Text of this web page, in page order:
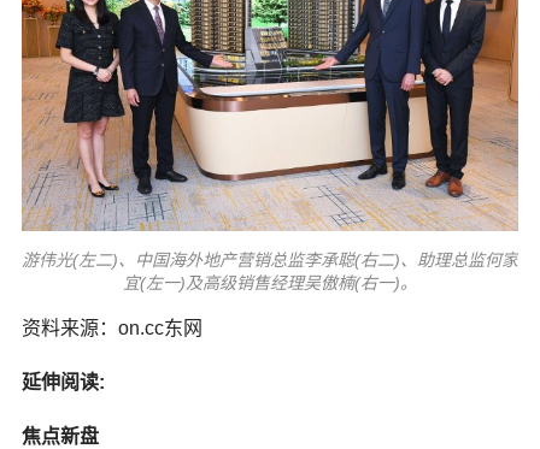
游伟光(左二)、中国海外地产营销总监李承聪(右二)、助理总监何家
宜(左一)及高级销售经理吴傲楠(右一)。
资料来源：on.cc东网
延伸阅读:
焦点新盘